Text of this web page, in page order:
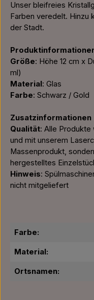
Unser bleifreies
Farben veredelt. Hinzu
der Stadt.
Größe: Höhe 12 cm x
ml)
Material: Glas
Farbe: Schwarz / Gold
Zusatzinformationen
Qualität: Alle
und mit unserem
Massenprodukt,
hergestelltes
Hinweis:
nicht mitgeliefert
Farbe:
Material:
Ortsnamen: